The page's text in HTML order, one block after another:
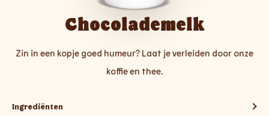
Chocolademelk
Zin in een kopje goed humeur? Laat je verleiden door onze
koffie en thee.
Ingrediënten